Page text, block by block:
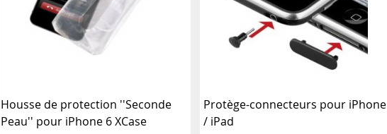
Housse de protection ''Seconde
Peau'' pour iPhone 6 XCase
Protège-connecteurs pour iPhone
/ iPad